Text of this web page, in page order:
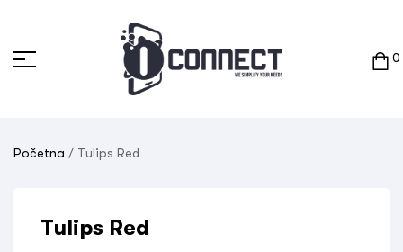
0
Početna / Tulips Red
Tulips Red